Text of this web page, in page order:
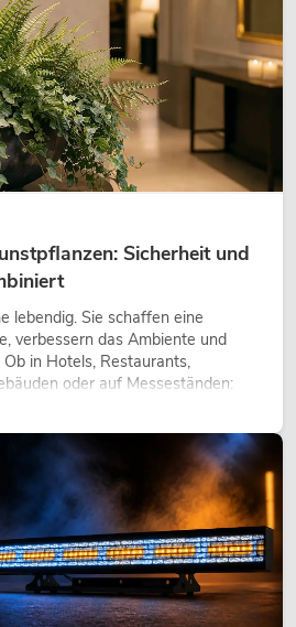
Sicherheit und
lebendig. Sie schaffen eine
verbessern das Ambiente und
in Hotels, Restaurants,
oder auf Messeständen:
gehört heute längst zum